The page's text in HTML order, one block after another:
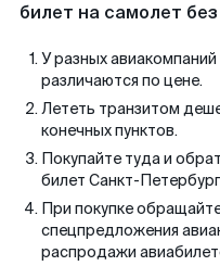
билет на самолет
У разных авиакомпаний
различаются по цене.
Лететь транзитом
конечных пунктов.
Покупайте туда и
билет Санкт-
При покупке
спецпредложения
распродажи